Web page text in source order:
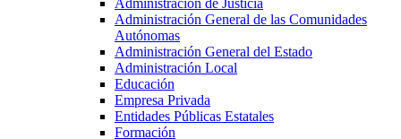
Administración de Justicia
Administración General de las Comunidades
Autónomas
Administración General del Estado
Administración Local
Educación
Empresa Privada
Entidades Públicas Estatales
Formación